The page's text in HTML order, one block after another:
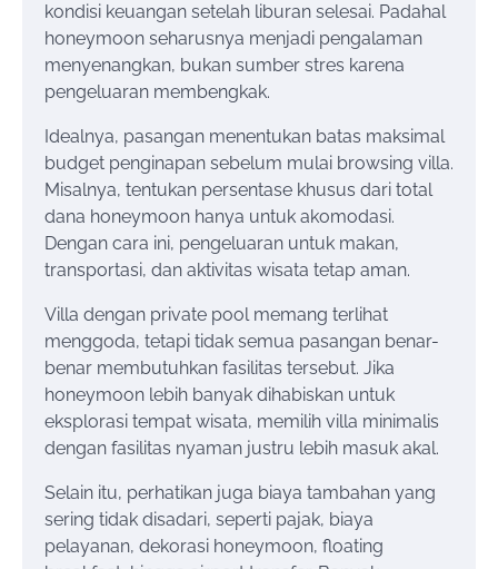
kondisi keuangan setelah liburan selesai. Padahal
honeymoon seharusnya menjadi pengalaman
menyenangkan, bukan sumber stres karena
pengeluaran membengkak.
Idealnya, pasangan menentukan batas maksimal
budget penginapan sebelum mulai browsing villa.
Misalnya, tentukan persentase khusus dari total
dana honeymoon hanya untuk akomodasi.
Dengan cara ini, pengeluaran untuk makan,
transportasi, dan aktivitas wisata tetap aman.
Villa dengan private pool memang terlihat
menggoda, tetapi tidak semua pasangan benar-
benar membutuhkan fasilitas tersebut. Jika
honeymoon lebih banyak dihabiskan untuk
eksplorasi tempat wisata, memilih villa minimalis
dengan fasilitas nyaman justru lebih masuk akal.
Selain itu, perhatikan juga biaya tambahan yang
sering tidak disadari, seperti pajak, biaya
pelayanan, dekorasi honeymoon, floating